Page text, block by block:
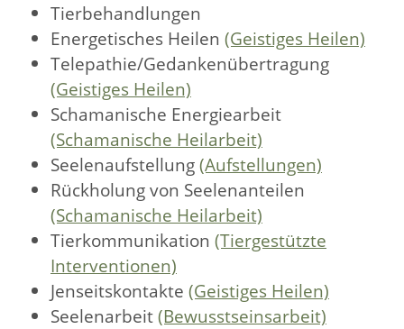
Tierbehandlungen
Energetisches Heilen (Geistiges Heilen)
Telepathie/Gedankenübertragung
(Geistiges Heilen)
Schamanische Energiearbeit
(Schamanische Heilarbeit)
Seelenaufstellung(Aufstellungen)
Rückholung von Seelenanteilen
(Schamanische Heilarbeit)
Tierkommunikation (Tiergestützte
Interventionen)
Jenseitskontakte (Geistiges Heilen)
Seelenarbeit(Bewusstseinsarbeit)